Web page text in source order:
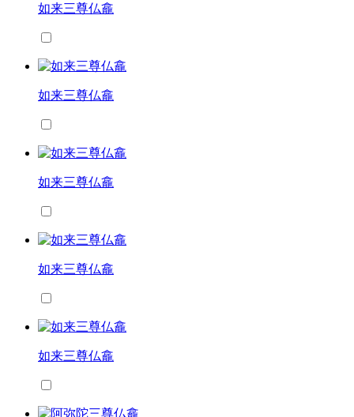
如来三尊仏龕
如来三尊仏龕
如来三尊仏龕
如来三尊仏龕
如来三尊仏龕